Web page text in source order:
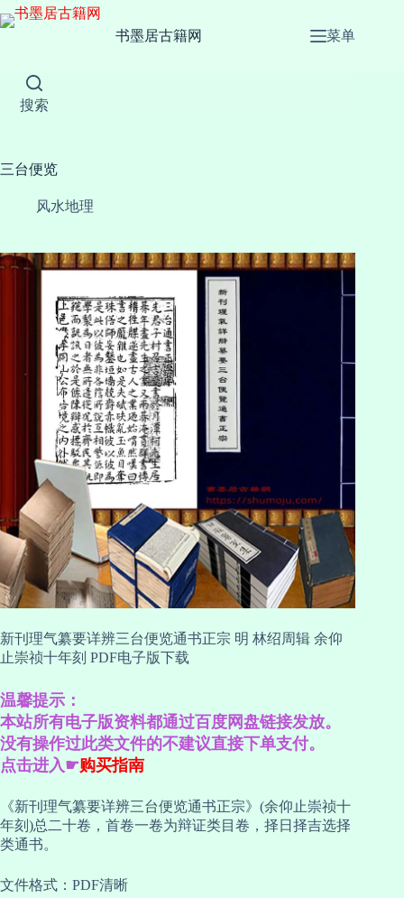
至
书墨居古籍网 菜单
搜索
三台便览
风水地理
新刊理气纂要详辨三台便览通书正宗 明 林绍周辑 余仰
止崇祯十年刻 PDF电子版下载
温馨提示：
本站所有电子版资料都通过百度网盘链接发放。
没有操作过此类文件的不建议直接下单支付。
点击进入☛购买指南
《新刊理气纂要详辨三台便览通书正宗》(余仰止崇祯十
年刻)总二十卷，首卷一卷为辩证类目卷，择日择吉选择
类通书。
文件格式：PDF清晰